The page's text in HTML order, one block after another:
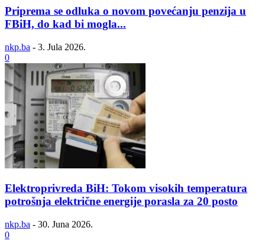
Priprema se odluka o novom povećanju penzija u
FBiH, do kad bi mogla...
nkp.ba - 3. Jula 2026.
0
Elektroprivreda BiH: Tokom visokih temperatura
potrošnja električne energije porasla za 20 posto
nkp.ba - 30. Juna 2026.
0